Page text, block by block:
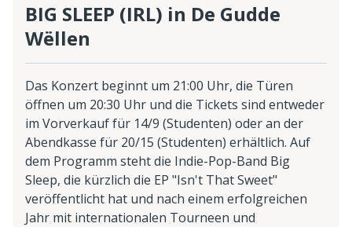
BIG SLEEP (IRL) in De Gudde
Wëllen
Das Konzert beginnt um 21:00 Uhr, die Türen
öffnen um 20:30 Uhr und die Tickets sind entweder
im Vorverkauf für 14/9 (Studenten) oder an der
Abendkasse für 20/15 (Studenten) erhältlich. Auf
dem Programm steht die Indie-Pop-Band Big
Sleep, die kürzlich die EP "Isn't That Sweet"
veröffentlicht hat und nach einem erfolgreichen
Jahr mit internationalen Tourneen und